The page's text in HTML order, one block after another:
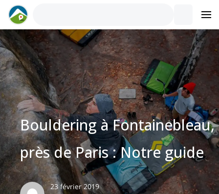
Bouldering à Fontainebleau,
près de Paris : Notre guide
23 février 2019